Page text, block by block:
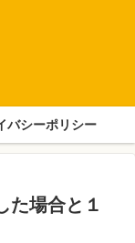
バシーポリシー
た場合と１